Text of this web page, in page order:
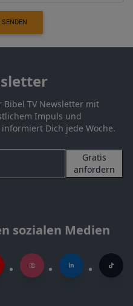
SENDEN
Bibel TV Newsletter mit
Impuls und
Dich jede Woche.
Gratis
anfordern
sozialen Medien